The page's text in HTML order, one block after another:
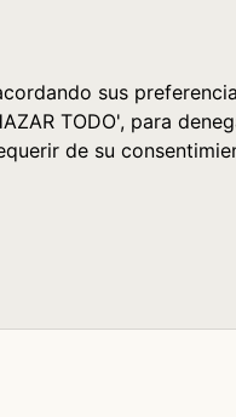
sus
TODO', para
de su